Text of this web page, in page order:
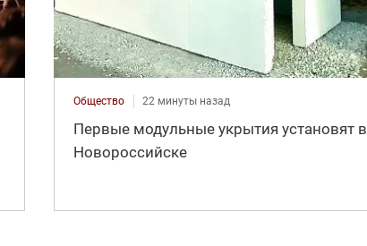
Общество 22 минуты назад
Первые модульные укрытия установят в
Новороссийске